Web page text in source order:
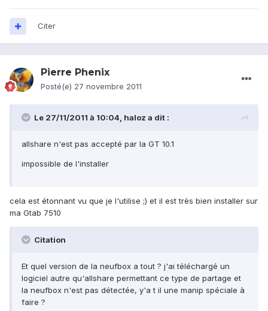
Citer
Pierre Phenix
Posté(e) 27 novembre 2011
Le 27/11/2011 à 10:04, haloz a dit :
allshare n'est pas accepté par la GT 10.1
impossible de l'installer
cela est étonnant vu que je l'utilise ;) et il est très bien installer sur
ma Gtab 7510
Citation
Et quel version de la neufbox a tout ? j'ai téléchargé un
logiciel autre qu'allshare permettant ce type de partage et
la neufbox n'est pas détectée, y'a t il une manip spéciale à
faire ?